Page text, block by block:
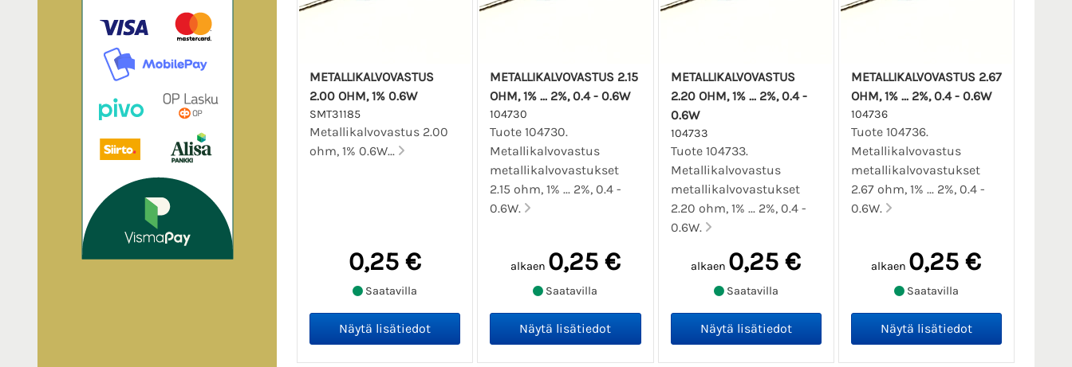
METALLIKALVOVASTUS
2.00 OHM, 1% 0.6W
SMT31185
Metallikalvovastus 2.00
ohm, 1% 0.6W...
0,25 €
Saatavilla
METALLIKALVOVASTUS 2.15
OHM, 1% ... 2%, 0.4 - 0.6W
104730
Tuote 104730.
Metallikalvovastus
metallikalvovastukset
2.15 ohm, 1% ... 2%, 0.4 -
0.6W.
alkaen 0,25 €
Saatavilla
METALLIKALVOVASTUS
2.20 OHM, 1% ... 2%, 0.4 -
0.6W
104733
Tuote 104733.
Metallikalvovastus
metallikalvovastukset
2.20 ohm, 1% ... 2%, 0.4 -
0.6W.
alkaen 0,25 €
Saatavilla
METALLIKALVOVASTUS 2.67
OHM, 1% ... 2%, 0.4 - 0.6W
104736
Tuote 104736.
Metallikalvovastus
metallikalvovastukset
2.67 ohm, 1% ... 2%, 0.4 -
0.6W.
alkaen 0,25 €
Saatavilla